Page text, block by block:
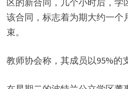
该合同，标志着为期大约一个
束。
教师协会称，其成员以95%的